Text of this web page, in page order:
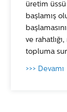
üretim üssü
başlamış
ve
topluma
>>> Devamı